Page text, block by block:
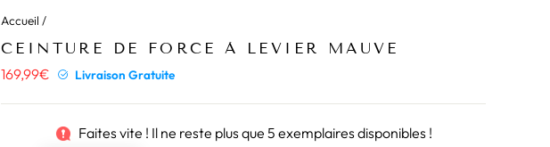
Accueil /
CEINTURE DE FORCE À LEVIER MAUVE
169,99€ PrixLivraison Gratuite
Faites vite ! Il ne reste plus que 5 exemplaires disponibles !